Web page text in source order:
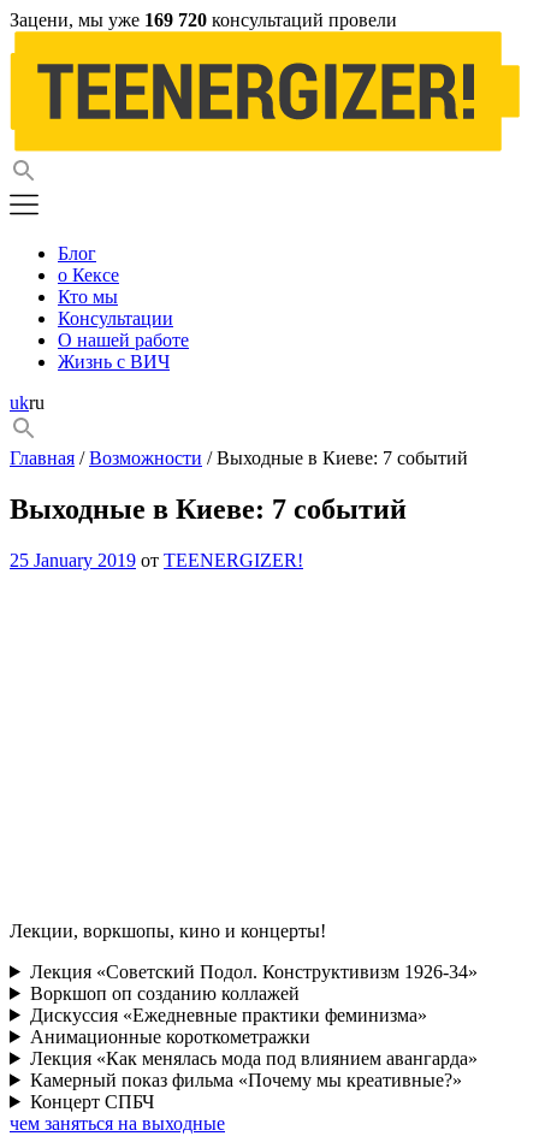
Зацени, мы уже 169 720 консультаций провели
Блог
о Кексе
Кто мы
Консультации
О нашей работе
Жизнь с ВИЧ
ukru
Главная /Возможности / Выходные в Киеве: 7 событий
Выходные в Киеве: 7 событий
25 January 2019 от TEENERGIZER!
Лекции, воркшопы, кино и концерты!
Лекция «Советский Подол. Конструктивизм 1926-34»
Воркшоп оп созданию коллажей
Дискуссия «Ежедневные практики феминизма»
Анимационные короткометражки
Лекция «Как менялась мода под влиянием авангарда»
Камерный показ фильма «Почему мы креативные?»
Концерт СПБЧ
чем заняться на выходные